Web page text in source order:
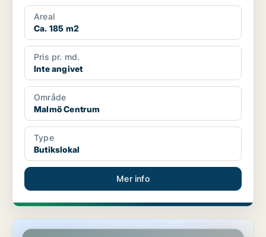
Areal
Ca. 185 m2
Pris pr. md.
Inte angivet
Område
Malmö Centrum
Type
Butikslokal
Mer info
Butikslokal i Hyllie